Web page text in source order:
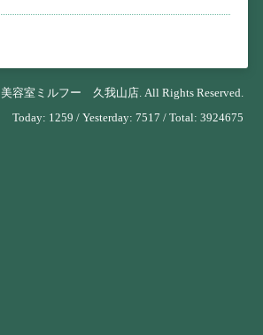
美容室ミルフー 久我山店. All Rights Reserved.
Today: 1259 / Yesterday: 7517 / Total: 3924675